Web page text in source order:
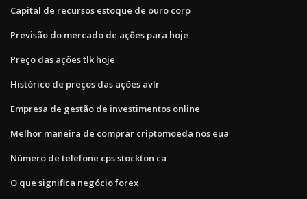
Capital de recursos estoque de ouro corp
Previsão do mercado de ações para hoje
Preço das ações tlk hoje
Histórico de preços das ações avlr
Empresa de gestão de investimentos online
Melhor maneira de comprar criptomoeda nos eua
Número de telefone cps stockton ca
O que significa negócio forex